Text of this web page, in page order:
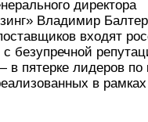
директора
Владимир
входят
с безупречной
пятерке лидеров по
в рамках